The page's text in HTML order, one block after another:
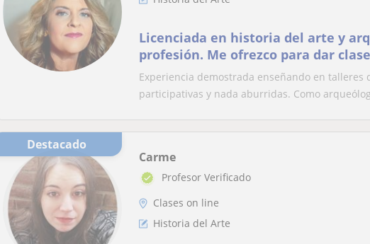
Licenciada en historia del arte y arqueóloga de
profesión. Me ofrezco para dar
alumnos que cursen estas
animadas y llevo muchos años de
trabajando con adultos y niños.
historia
Experiencia demostrada enseñando en talleres
participativas y nada aburridas. Como
Destacado
Carme
Profesor Verificado
Clases on line
Historia del Arte